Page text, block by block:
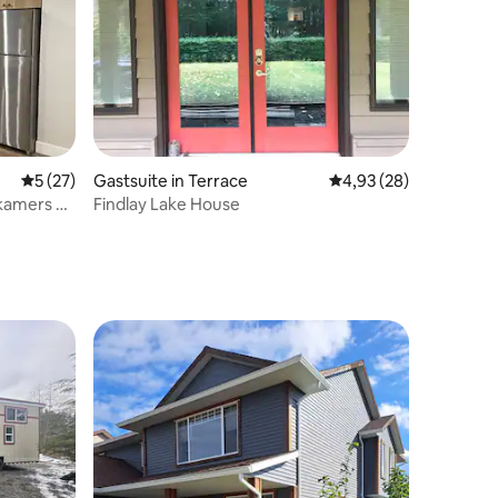
Gemiddelde beoordeling van 5 uit 5, 27 recensies
5 (27)
en
Gastsuite in Terrace Gemiddelde
4,93 (28)
Findlay Lake House